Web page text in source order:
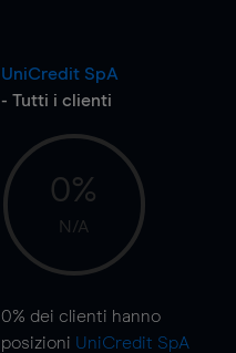
UniCredit SpA
- Tutti i clienti
0%
N/A
0% dei clienti hanno
posizioni UniCredit SpA